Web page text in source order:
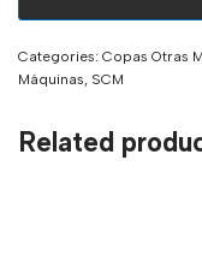
Categories: Copas Otras
Máquinas, SCM
Related